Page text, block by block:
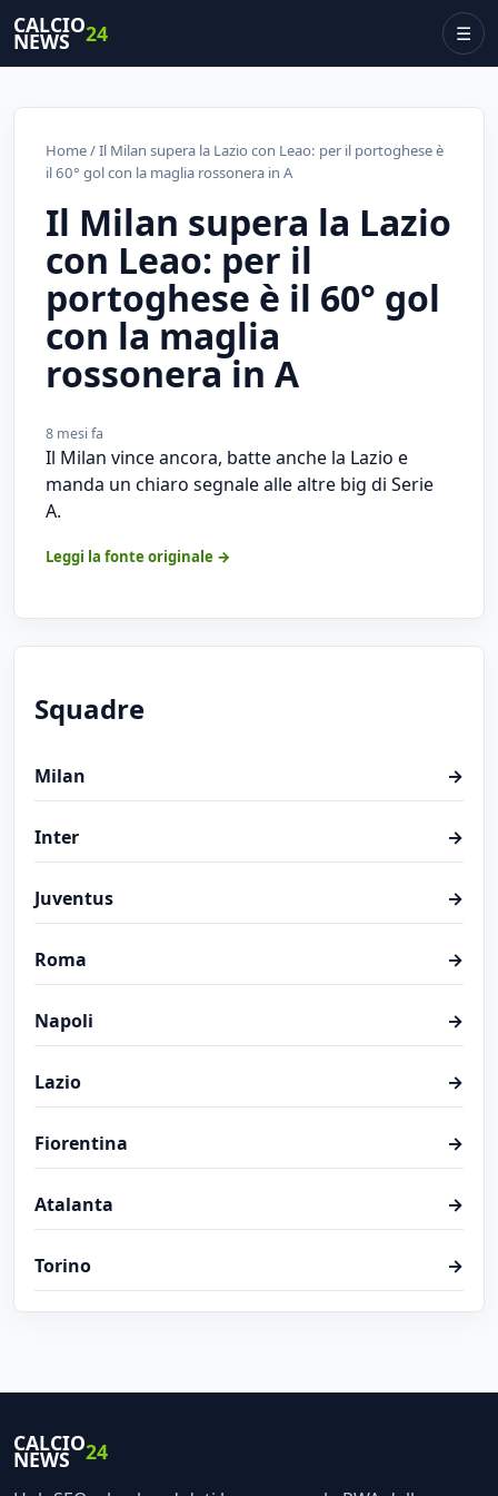
CALCIO
NEWS 24 ☰
Home/ Il Milan supera la Lazio con Leao: per il portoghese è
il 60° gol con la maglia rossonera in A
Il Milan supera la Lazio
con Leao: per il
portoghese è il 60° gol
con la maglia
rossonera in A
8 mesi fa
Il Milan vince ancora, batte anche la Lazio e
manda un chiaro segnale alle altre big di Serie
A.
Leggi la fonte originale →
Squadre
Milan →
Inter →
Juventus →
Roma →
Napoli →
Lazio →
Fiorentina →
Atalanta →
Torino →
CALCIO
NEWS 24